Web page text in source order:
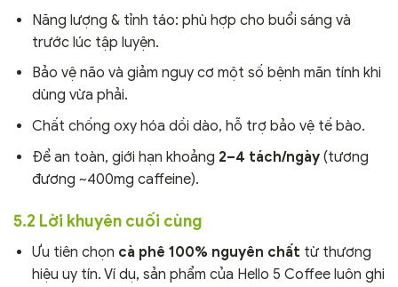
Năng lượng & tỉnh táo: phù hợp cho buổi sáng và
trước lúc tập luyện.
Bảo vệ não và giảm nguy cơ một số bệnh mãn tính khi
dùng vừa phải.
Chất chống oxy hóa dồi dào, hỗ trợ bảo vệ tế bào.
Để an toàn, giới hạn khoảng 2–4 tách/ngày(tương
đương ~400mg caffeine).
5.2 Lời khuyên cuối cùng
Ưu tiên chọn cà phê 100% nguyên chất từ thương
hiệu uy tín. Ví dụ, sản phẩm của Hello 5 Coffee luôn ghi